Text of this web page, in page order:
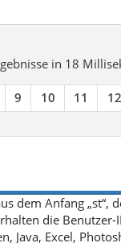
in 18
9 10 11 12
dem Anfang „st“,
die
Java, Excel,